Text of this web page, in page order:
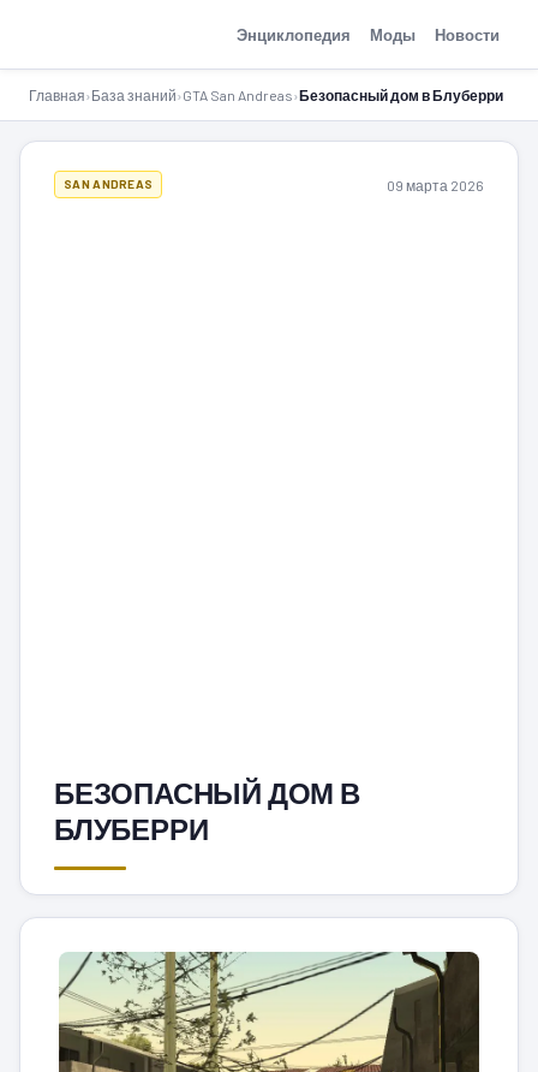
Энциклопедия Моды Новости
Главная›База знаний›GTA San Andreas›Безопасный дом в Блуберри
SAN ANDREAS 09 марта 2026
БЕЗОПАСНЫЙ ДОМ В
БЛУБЕРРИ